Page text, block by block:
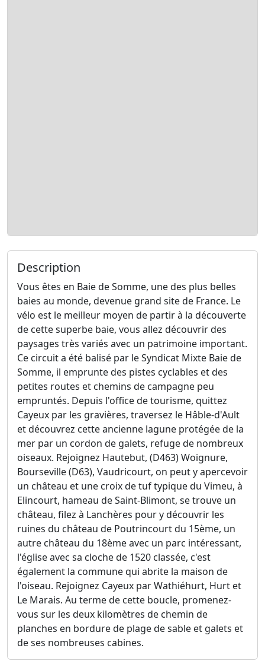
Description
Vous êtes en Baie de Somme, une des plus belles
baies au monde, devenue grand site de France. Le
vélo est le meilleur moyen de partir à la découverte
de cette superbe baie, vous allez découvrir des
paysages très variés avec un patrimoine important.
Ce circuit a été balisé par le Syndicat Mixte Baie de
Somme, il emprunte des pistes cyclables et des
petites routes et chemins de campagne peu
empruntés. Depuis l'office de tourisme, quittez
Cayeux par les gravières, traversez le Hâble-d'Ault
et découvrez cette ancienne lagune protégée de la
mer par un cordon de galets, refuge de nombreux
oiseaux. Rejoignez Hautebut, (D463) Woignure,
Bourseville (D63), Vaudricourt, on peut y apercevoir
un château et une croix de tuf typique du Vimeu, à
Elincourt, hameau de Saint-Blimont, se trouve un
château, filez à Lanchères pour y découvrir les
ruines du château de Poutrincourt du 15ème, un
autre château du 18ème avec un parc intéressant,
l'église avec sa cloche de 1520 classée, c'est
également la commune qui abrite la maison de
l'oiseau. Rejoignez Cayeux par Wathiéhurt, Hurt et
Le Marais. Au terme de cette boucle, promenez-
vous sur les deux kilomètres de chemin de
planches en bordure de plage de sable et galets et
de ses nombreuses cabines.